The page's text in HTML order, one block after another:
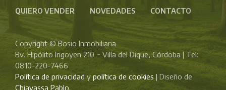
QUIERO VENDER NOVEDADES CONTACTO
Copyright © Bosio Inmobiliaria
Bv. Hipólito Irigoyen 210 ~ Villa del Dique, Córdoba | Tel:
0810-220-7466
Política de privacidady política de cookies | Diseño de
Chiavassa Pablo.